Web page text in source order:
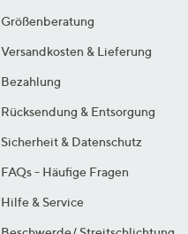
Größenberatung
Versandkosten & Lieferung
Bezahlung
Rücksendung & Entsorgung
Sicherheit & Datenschutz
FAQs - Häufige Fragen
Hilfe & Service